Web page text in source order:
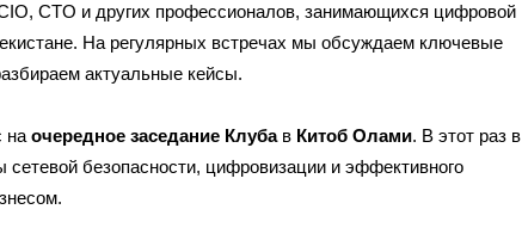
CTO и других профессионалов, занимающихся цифровой
На регулярных встречах мы обсуждаем ключевые
актуальные кейсы.
на очередное заседание Клубав Китоб Олами. В этот раз в
сетевой безопасности, цифровизации и эффективного